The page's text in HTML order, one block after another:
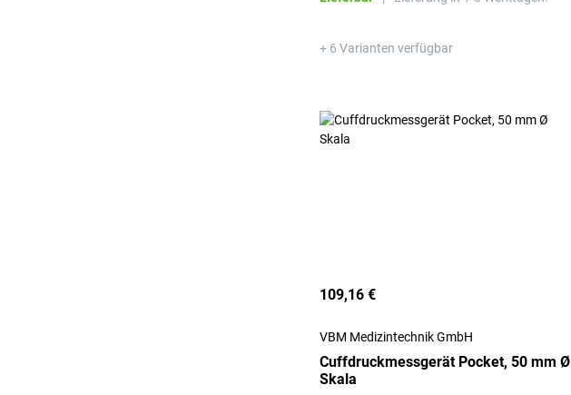
+ 6 Varianten verfügbar
109,16 €
VBM Medizintechnik GmbH
Cuffdruckmessgerät Pocket, 50 mm Ø
Skala